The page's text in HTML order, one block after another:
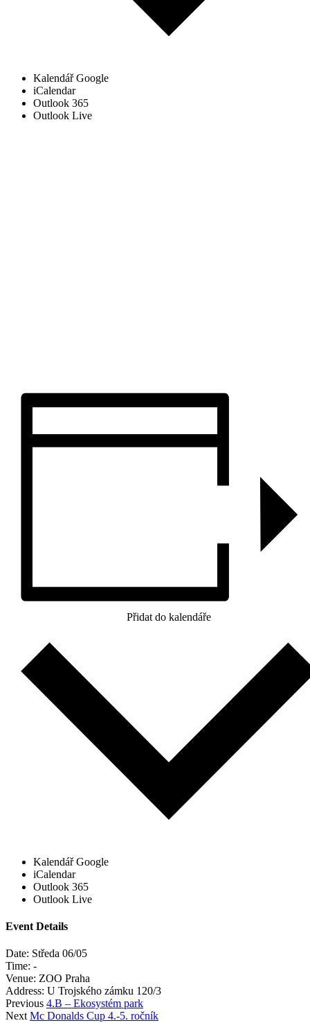
Kalendář Google
iCalendar
Outlook 365
Outlook Live
Přidat do kalendáře
Kalendář Google
iCalendar
Outlook 365
Outlook Live
Event Details
Date: Středa 06/05
Time: -
Venue: ZOO Praha
Address: U Trojského zámku 120/3
Previous 4.B – Ekosystém park
Next Mc Donalds Cup 4.-5. ročník